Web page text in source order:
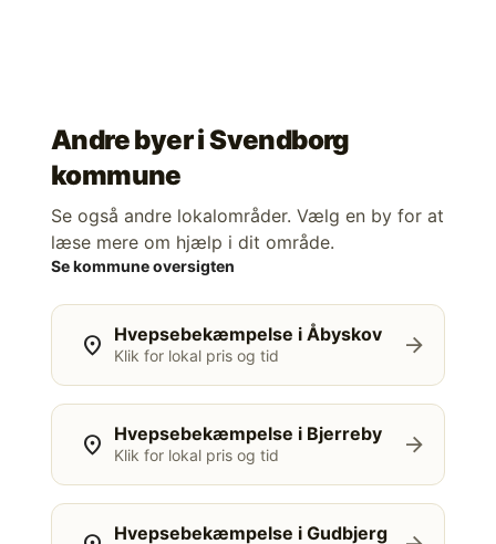
Andre byer iSvendborg
kommune
Se også andre lokalområder. Vælg en by for at
læse mere om hjælp i dit område.
Se kommune oversigten
location_on Hvepsebekæmpelse i Åbyskov
Klik for lokal pris og tid arrow_forward
location_on Hvepsebekæmpelse i Bjerreby
Klik for lokal pris og tid arrow_forward
Hvepsebekæmpelse i Gudbjerg